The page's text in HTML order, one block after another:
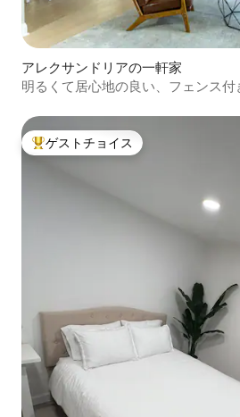
アレクサンドリアの一軒家
明るくて居心地の良い、フェンス
大好評のゲストチョイスです。
ゲストチョイス